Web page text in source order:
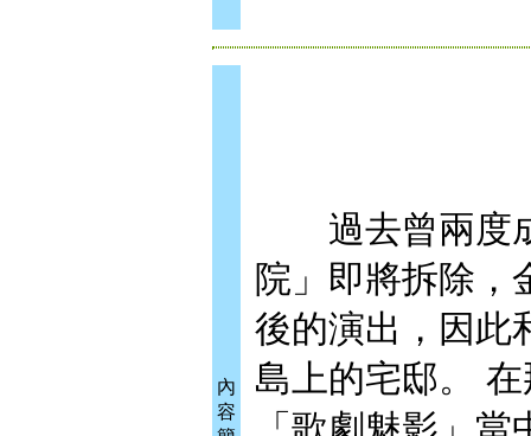
內
容
過去曾兩度成
院」即將拆除，
後的演出，因此
島上的宅邸。